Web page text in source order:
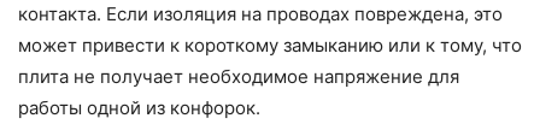
контакта. Если изоляция на проводах повреждена, это
может привести к короткому замыканию или к тому, что
плита не получает необходимое напряжение для
работы одной из конфорок.